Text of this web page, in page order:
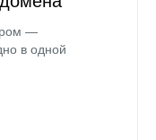
—
в одной